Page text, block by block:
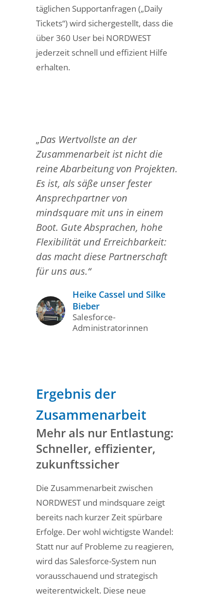
täglichen Supportanfragen („Daily
Tickets“) wird sichergestellt, dass die
über 360 User bei NORDWEST
jederzeit schnell und effizient Hilfe
erhalten.
„Das Wertvollste an der
Zusammenarbeit ist nicht die
reine Abarbeitung von Projekten.
Es ist, als säße unser fester
Ansprechpartner von
mindsquare mit uns in einem
Boot. Gute Absprachen, hohe
Flexibilität und Erreichbarkeit:
das macht diese Partnerschaft
für uns aus.“
Heike Cassel und Silke
Bieber
Salesforce-
Administratorinnen
Ergebnis der
Zusammenarbeit
Mehr als nur Entlastung:
Schneller, effizienter,
zukunftssicher
Die Zusammenarbeit zwischen
NORDWEST und mindsquare zeigt
bereits nach kurzer Zeit spürbare
Erfolge. Der wohl wichtigste Wandel:
Statt nur auf Probleme zu reagieren,
wird das Salesforce-System nun
vorausschauend und strategisch
weiterentwickelt. Diese neue